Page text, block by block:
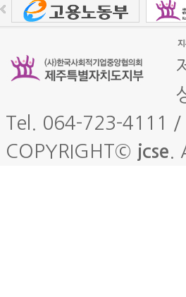
Tel. 064-723-4111 /
COPYRIGHT© jcse